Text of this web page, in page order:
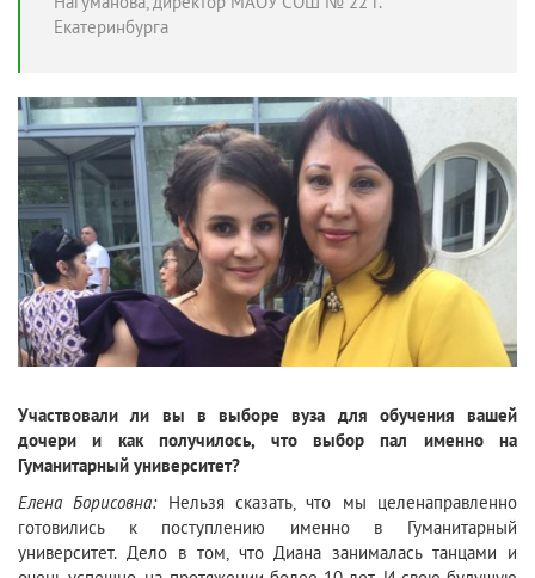
Екатеринбурга
Участвовали ли вы в выборе вуза для обучения вашей
дочери и как получилось, что выбор пал именно на
Гуманитарный университет?
Елена Борисовна:Нельзя сказать, что мы целенаправленно
готовились к поступлению именно в Гуманитарный
университет. Дело в том, что Диана занималась танцами и